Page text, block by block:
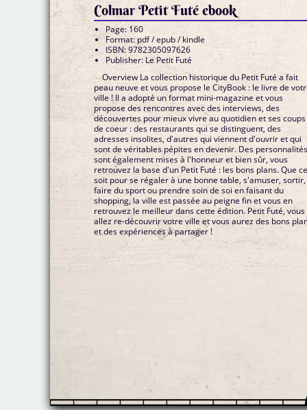
Colmar Petit Futé ebook
Page: 160
Format: pdf / epub / kindle
ISBN: 9782305097626
Publisher: Le Petit Futé
Overview La collection historique du Petit Futé a fait
peau neuve et vous propose le CityBook : le livre de
ville ! Il a adopté un format mini-magazine et vous
propose des rencontres avec des interviews, des
découvertes pour mieux vivre au quotidien et ses coups
de coeur : des restaurants qui se distinguent, des
adresses insolites, d'autres qui viennent d'ouvrir et qui
sont de véritables pépites en devenir. Des
sont également mises à l'honneur et bien sûr, vous
retrouvez la base d'un Petit Futé : les bons plans. Que
soit pour se régaler à une bonne table, s'amuser, sortir,
faire du sport ou prendre soin de soi en faisant du
shopping, la ville est passée au peigne fin et vous en
retrouvez le meilleur dans cette édition. Petit Futé, vous
allez re-découvrir votre ville et vous aurez des bons
et des expériences à partager !